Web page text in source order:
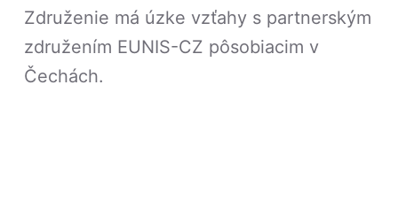
Združenie má úzke vzťahy s partnerským
združením EUNIS-CZ pôsobiacim v
Čechách.